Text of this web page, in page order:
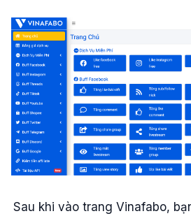
Sau khi vào trang Vinafabo,